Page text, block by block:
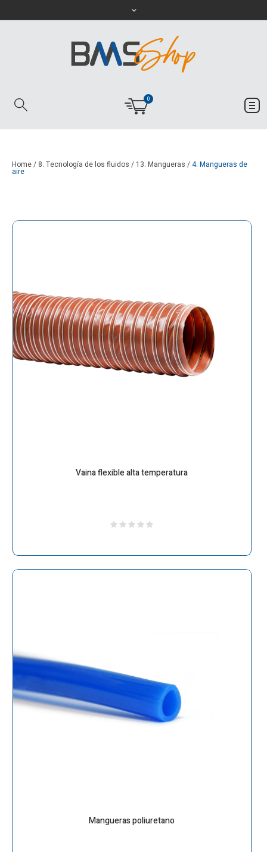
0
Home/ 8. Tecnología de los fluidos / 13. Mangueras /4. Mangueras de
aire
Vaina flexible alta temperatura
Mangueras poliuretano